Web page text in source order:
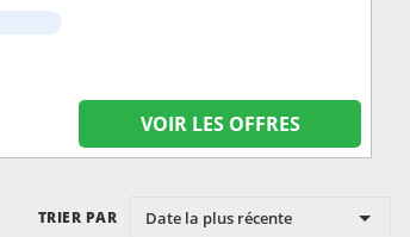
VOIR LES OFFRES
TRIER PAR Date la plus récente